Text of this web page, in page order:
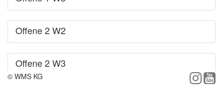
Offene 2 W2
Offene 2 W3
© WMS KG